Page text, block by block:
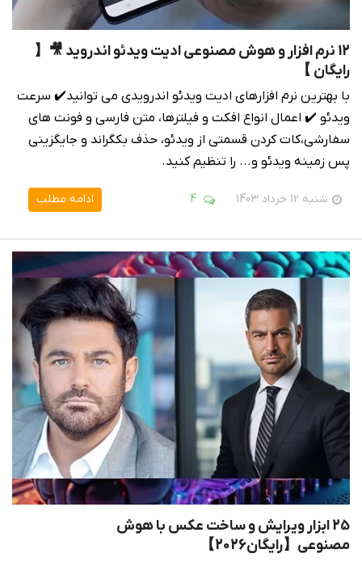
12 نرم افزار و هوش مصنوعی ادیت ویدئو اندروید 🎥【
رایگان 】
با بهترین نرم افزارهای ادیت ویدئو اندرویدی می توانید✔️ سرعت
ویدئو ✔️ اعمال انواع افکت و فیلترها، متن فارسی و فونت های
سفارشی،کات کردن قسمتی از ویدئو، حذف بکگراند و جایگزینی
پس زمینه ویدئو و... را تنظیم کنید.
شنبه 12 خرداد 1403 4 ادامه مطلب
25 ابزار ویرایش و ساخت عکس با هوش
مصنوعی【رایگان2026】